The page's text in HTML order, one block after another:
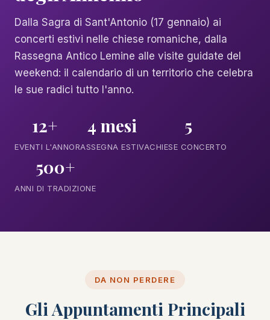
Dalla Sagra di Sant'Antonio (17 gennaio) ai
concerti estivi nelle chiese romaniche, dalla
Rassegna Antico Lemine alle visite guidate del
weekend: il calendario di un territorio che celebra
le sue radici tutto l'anno.
12+
EVENTI L'ANNO
4 mesi
RASSEGNA ESTIVA
5
CHIESE CONCERTO
500+
ANNI DI TRADIZIONE
DA NON PERDERE
Gli Appuntamenti Principali